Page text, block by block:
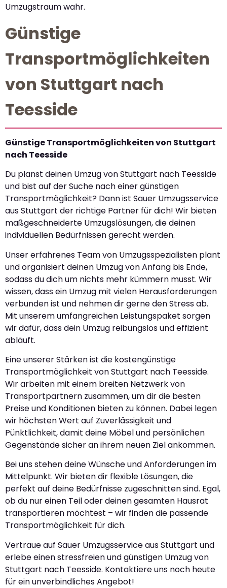
Umzugstraum wahr.
Günstige
Transportmöglichkeiten
von Stuttgart nach
Teesside
Günstige Transportmöglichkeiten von Stuttgart
nach Teesside
Du planst deinen Umzug von Stuttgart nach Teesside
und bist auf der Suche nach einer günstigen
Transportmöglichkeit? Dann ist Sauer Umzugsservice
aus Stuttgart der richtige Partner für dich! Wir bieten
maßgeschneiderte Umzugslösungen, die deinen
individuellen Bedürfnissen gerecht werden.
Unser erfahrenes Team von Umzugsspezialisten plant
und organisiert deinen Umzug von Anfang bis Ende,
sodass du dich um nichts mehr kümmern musst. Wir
wissen, dass ein Umzug mit vielen Herausforderungen
verbunden ist und nehmen dir gerne den Stress ab.
Mit unserem umfangreichen Leistungspaket sorgen
wir dafür, dass dein Umzug reibungslos und effizient
abläuft.
Eine unserer Stärken ist die kostengünstige
Transportmöglichkeit von Stuttgart nach Teesside.
Wir arbeiten mit einem breiten Netzwerk von
Transportpartnern zusammen, um dir die besten
Preise und Konditionen bieten zu können. Dabei legen
wir höchsten Wert auf Zuverlässigkeit und
Pünktlichkeit, damit deine Möbel und persönlichen
Gegenstände sicher an ihrem neuen Ziel ankommen.
Bei uns stehen deine Wünsche und Anforderungen im
Mittelpunkt. Wir bieten dir flexible Lösungen, die
perfekt auf deine Bedürfnisse zugeschnitten sind. Egal,
ob du nur einen Teil oder deinen gesamten Hausrat
transportieren möchtest – wir finden die passende
Transportmöglichkeit für dich.
Vertraue auf Sauer Umzugsservice aus Stuttgart und
erlebe einen stressfreien und günstigen Umzug von
Stuttgart nach Teesside. Kontaktiere uns noch heute
für ein unverbindliches Angebot!